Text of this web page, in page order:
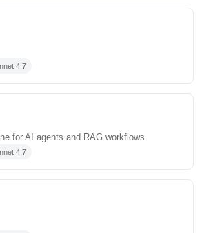
4.7
for AI agents and RAG workflows
4.7